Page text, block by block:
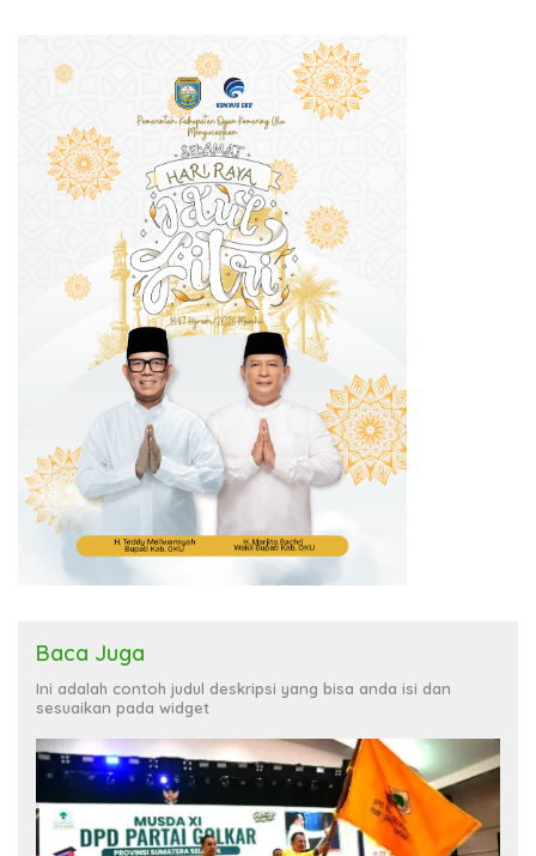
Baca Juga
Ini adalah contoh judul deskripsi yang bisa anda isi dan
sesuaikan pada widget